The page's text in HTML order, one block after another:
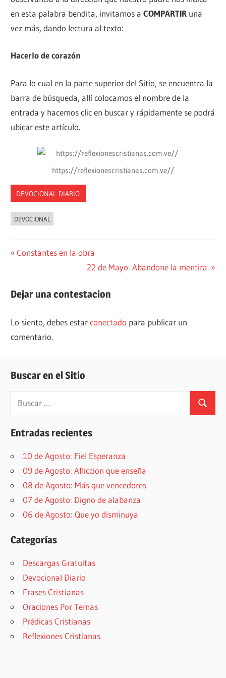
en esta palabra bendita, invitamos aCOMPARTIR una
vez más, dando lectura al texto:
Hacerlo de corazón
Para lo cual en la parte superior del Sitio, se encuentra la
barra de búsqueda, allí colocamos el nombre de la
entrada y hacemos clic en buscar y rápidamente se podrá
ubicar este artículo.
https://reflexionescristianas.com.ve//
DEVOCIONAL DIARIO
DEVOCIONAL
Navegación
entradas
Entrada
Constantes en la obra
Siguiente
22 de Mayo: Abandone la mentira.
Dejar una contestacion
Lo siento, debes estarconectado para publicar un
comentario.
Buscar en el Sitio
Buscar:
Buscar
Entradas recientes
10 de Agosto: Fiel Esperanza
09 de Agosto: Afliccion que enseña
08 de Agosto: Más que vencedores
07 de Agosto: Digno de alabanza
06 de Agosto: Que yo disminuya
Categorías
Descargas Gratuitas
Devocional Diario
Frases Cristianas
Oraciones Por Temas
Prédicas Cristianas
Reflexiones Cristianas